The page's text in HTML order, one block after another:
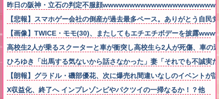
昨日の阪神・立石の判定不服顔
【悲報】スマホゲー会社の倒産が過去最多ペース。ありがとう自民
【画像】TWICE・モモ(30)、またしてもエチエチボデーを披露
高校生2人が乗るスクーターと車が衝突し高校生ら2人が死傷、車の
ひろゆき「出馬する気ないから話さなかった」妻「それでも不誠実
【朗報】グラドル・磯部優花、次に爆売れ間違いなしのイベントが
X収益化、終了へ インプレゾンビやパクツイの一掃なるか！？他